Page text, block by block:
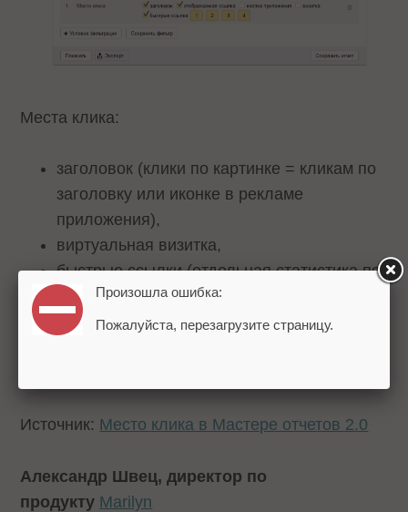
Места клика:
заголовок (клики по картинке = кликам по
заголовку или иконке в рекламе
приложения),
виртуальная визитка,
быстрые ссылки (отдельная статистика по
каждой),
отображаемая ссылка,
Источник: Место клика в Мастере отчетов 2.0
Александр Швец, директор по
продукту Marilyn
Произошла ошибка:
Пожалуйста, перезагрузите страницу.